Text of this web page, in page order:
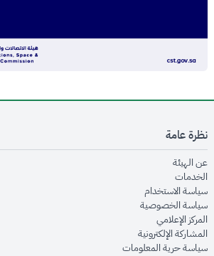
نظرة عامة
عن الهيئةopens in new window
الخدماتopens in new window
سياسة الاستخدام
سياسة الخصوصيةopens in new window
المركز الإعلاميopens in new window
المشاركة الإلكترونيةopens in new window
سياسة حرية المعلوماتopens in new window